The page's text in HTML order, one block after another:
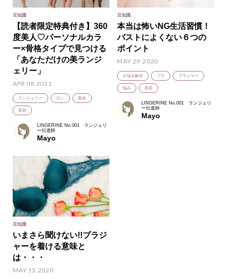
豆知識
【読者限定特典付き】360
度美人♡パーソナルカラ
ー×骨格タイプで見つける
「あなただけの美ランジ
ェリー」
APR 08.2021
ランジェリー 占い 取材
美容
LINGERINE No.001 ランジェリ
ー伝道師
Mayo
豆知識
本当は怖いNG生活習慣！
バストによくない６つの
ポイント
MAY 29.2020
お悩み解決 ブラ ブラジャー
悩み 美容
LINGERINE No.001 ランジェリ
ー伝道師
Mayo
豆知識
いまさら聞けない!!ブラジ
ャーを着ける意味と
は・・・
MAY 15.2020